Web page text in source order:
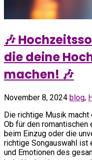
🎶
die deine
machen! 🎶
November 8, 2024 blog,
Die richtige Musik
Ob für den romantischen
beim Einzug oder die
richtige Songauswahl ist
und Emotionen des